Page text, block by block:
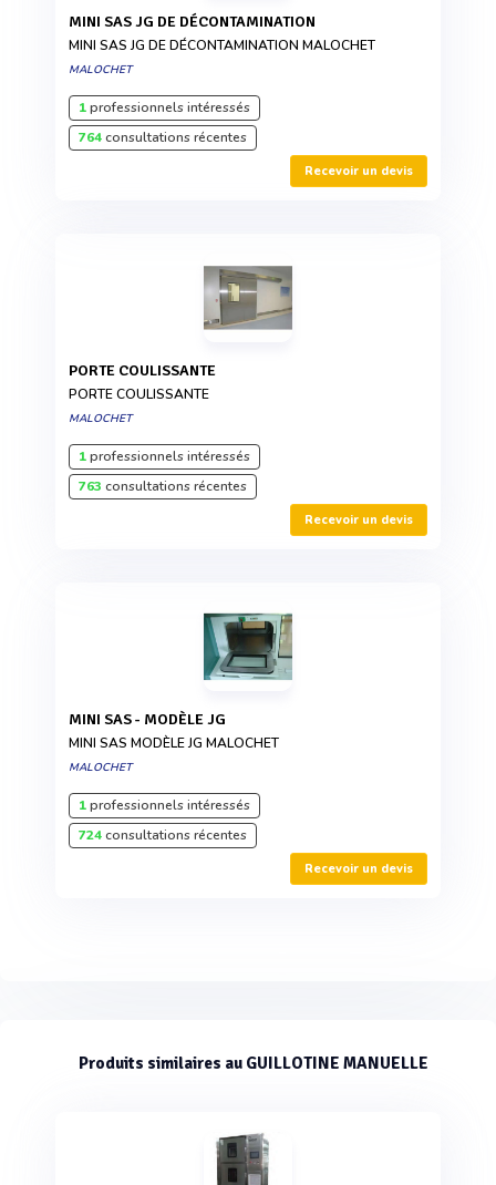
MINI SAS JG DE DÉCONTAMINATION
MINI SAS JG DE DÉCONTAMINATION MALOCHET
MALOCHET
1professionnels intéressés
764consultations récentes
Recevoir un devis
PORTE COULISSANTE
PORTE COULISSANTE
MALOCHET
1professionnels intéressés
763 consultations récentes
Recevoir un devis
MINI SAS - MODÈLE JG
MINI SAS MODÈLE JG MALOCHET
MALOCHET
1professionnels intéressés
724consultations récentes
Recevoir un devis
Produits similaires au GUILLOTINE MANUELLE